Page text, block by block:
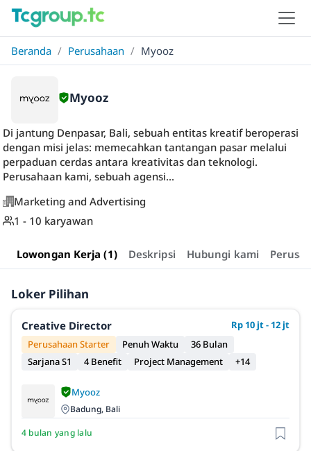
Beranda / Perusahaan / Myooz
Myooz
Di jantung Denpasar, Bali, sebuah entitas kreatif beroperasi
dengan misi jelas: memecahkan tantangan pasar melalui
perpaduan cerdas antara kreativitas dan teknologi.
Perusahaan kami, sebuah agensi...
Marketing and Advertising
1 - 10 karyawan
Lowongan Kerja (1) Deskripsi Hubungi kami
Loker Pilihan
Creative Director
Rp 10 jt - 12 jt
Perusahaan Starter
Penuh Waktu
36 Bulan
Sarjana S1
4 Benefit Project Management +14
Myooz
Badung, Bali
4 bulan yang lalu